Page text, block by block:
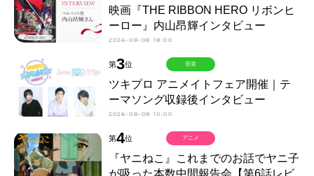
映画『THE RIBBON HERO リボンヒ
ーロー』内山昂輝インタビュー
2026-08-08 18:00
第3位
ツキプロ アニメイトフェア開催｜テ
ーマソング収録後インタビュー
2026-08-08 10:00
音楽
第4位
『ヤニねこ』これまでのお話でヤニ子
アニメ